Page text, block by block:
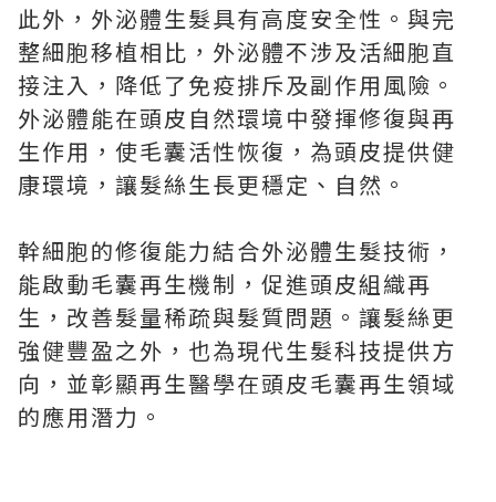
此外，外泌體生髮具有高度安全性。與完
整細胞移植相比，外泌體不涉及活細胞直
接注入，降低了免疫排斥及副作用風險。
外泌體能在頭皮自然環境中發揮修復與再
生作用，使毛囊活性恢復，為頭皮提供健
康環境，讓髮絲生長更穩定、自然。
幹細胞的修復能力結合外泌體生髮技術，
能啟動毛囊再生機制，促進頭皮組織再
生，改善髮量稀疏與髮質問題。讓髮絲更
強健豐盈之外，也為現代生髮科技提供方
向，並彰顯再生醫學在頭皮毛囊再生領域
的應用潛力。